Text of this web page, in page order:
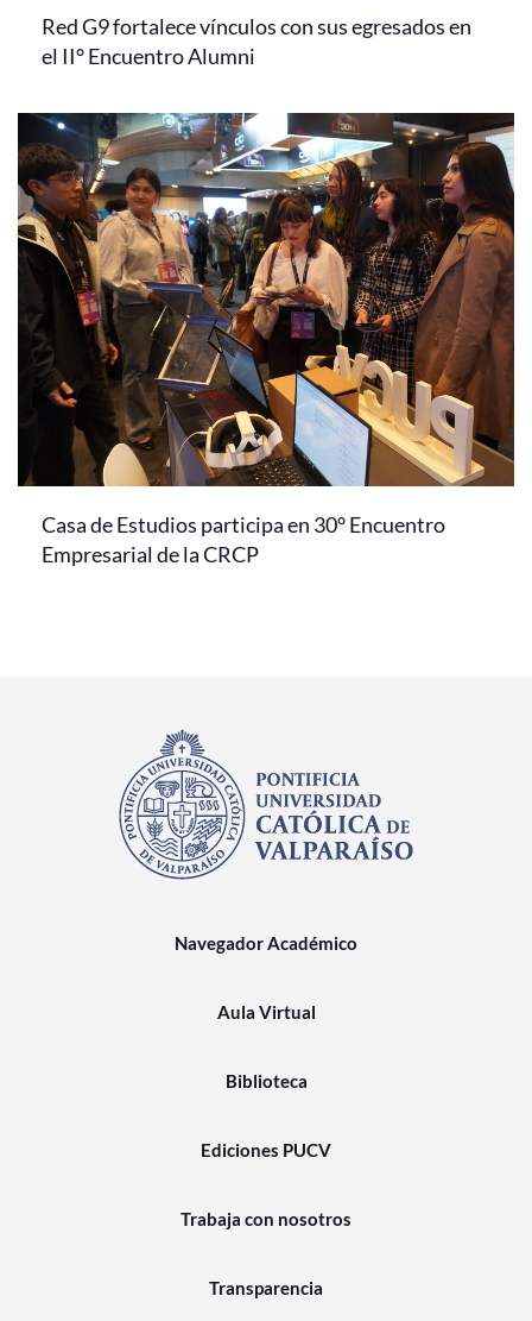
Red G9 fortalece vínculos con sus egresados en
el II° Encuentro Alumni
Casa de Estudios participa en 30° Encuentro
Empresarial de la CRCP
Navegador Académico
Aula Virtual
Biblioteca
Ediciones PUCV
Trabaja con nosotros
Transparencia